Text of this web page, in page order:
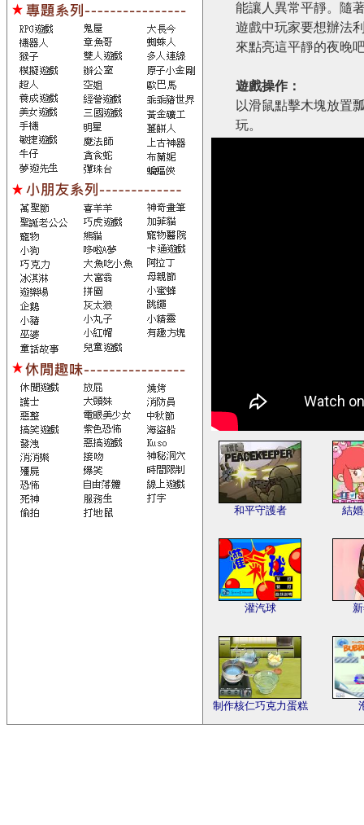
能讓人異常平靜。隨
遊戲中玩家要想辦法
來點亮這平靜的夜晚
遊戲操作：
以滑鼠點擊木塊放置
玩。
和平守護者 結
灌汽球
制作核仁巧克力蛋糕